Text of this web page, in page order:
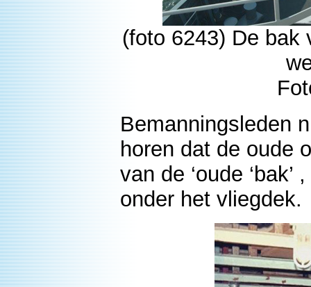
(foto 6243) De bak
Bemanningsleden
horen dat de oude
van de ‘oude
onder het vliegdek.